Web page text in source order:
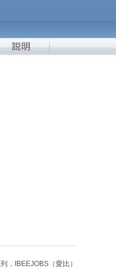
，IBEEJOBS（愛比）